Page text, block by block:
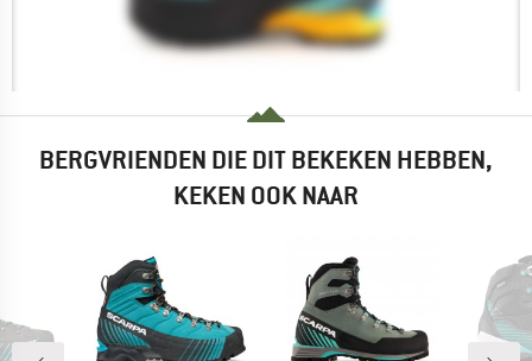
BERGVRIENDEN DIE DIT BEKEKEN HEBBEN,
KEKEN OOK NAAR